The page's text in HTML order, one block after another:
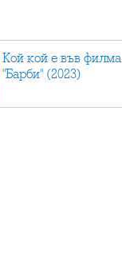
Кой кой е във филма
"Барби" (2023)